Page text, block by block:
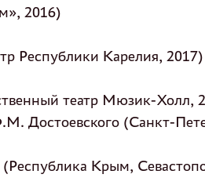
2016)
Республики Карелия, 2017)
театр Мюзик-Холл,
Достоевского (Санкт-
Крым,